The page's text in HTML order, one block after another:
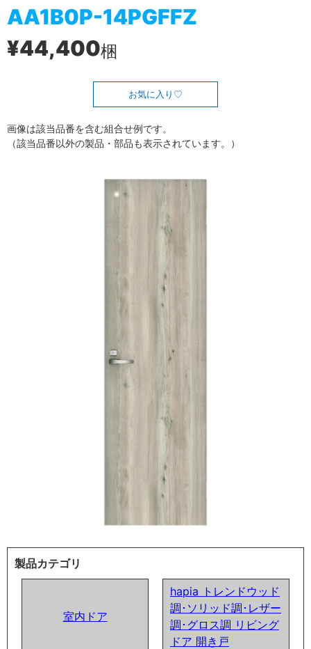
AA1B0P-14PGFFZ
¥44,400梱
お気に入り
画像は該当品番を含む組合せ例です。
（該当品番以外の製品・部品も表示されています。）
製品カテゴリ
室内ドア
hapia トレンドウッド
調･ソリッド調･レザー
調･グロス調 リビング
ドア 開き戸